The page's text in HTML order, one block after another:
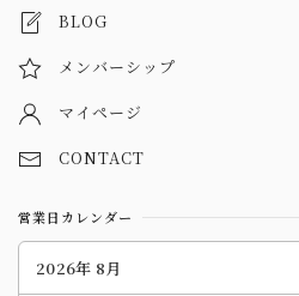
BLOG
メンバーシップ
マイページ
CONTACT
営業日カレンダー
2026年 8月